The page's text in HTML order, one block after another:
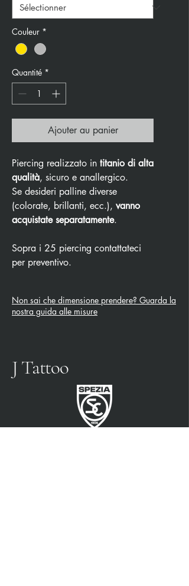
Couleur *
Quantité *
Ajouter au panier
Piercing realizzato in titanio di alta
qualità, sicuro e anallergico.
Se desideri palline diverse
(colorate, brillanti, ecc.), vanno
acquistate separatamente.
Sopra i 25 piercing contattateci
per preventivo.
Non sai che dimensione prendere? Guarda la
nostra guida alle misure
J Tattoo